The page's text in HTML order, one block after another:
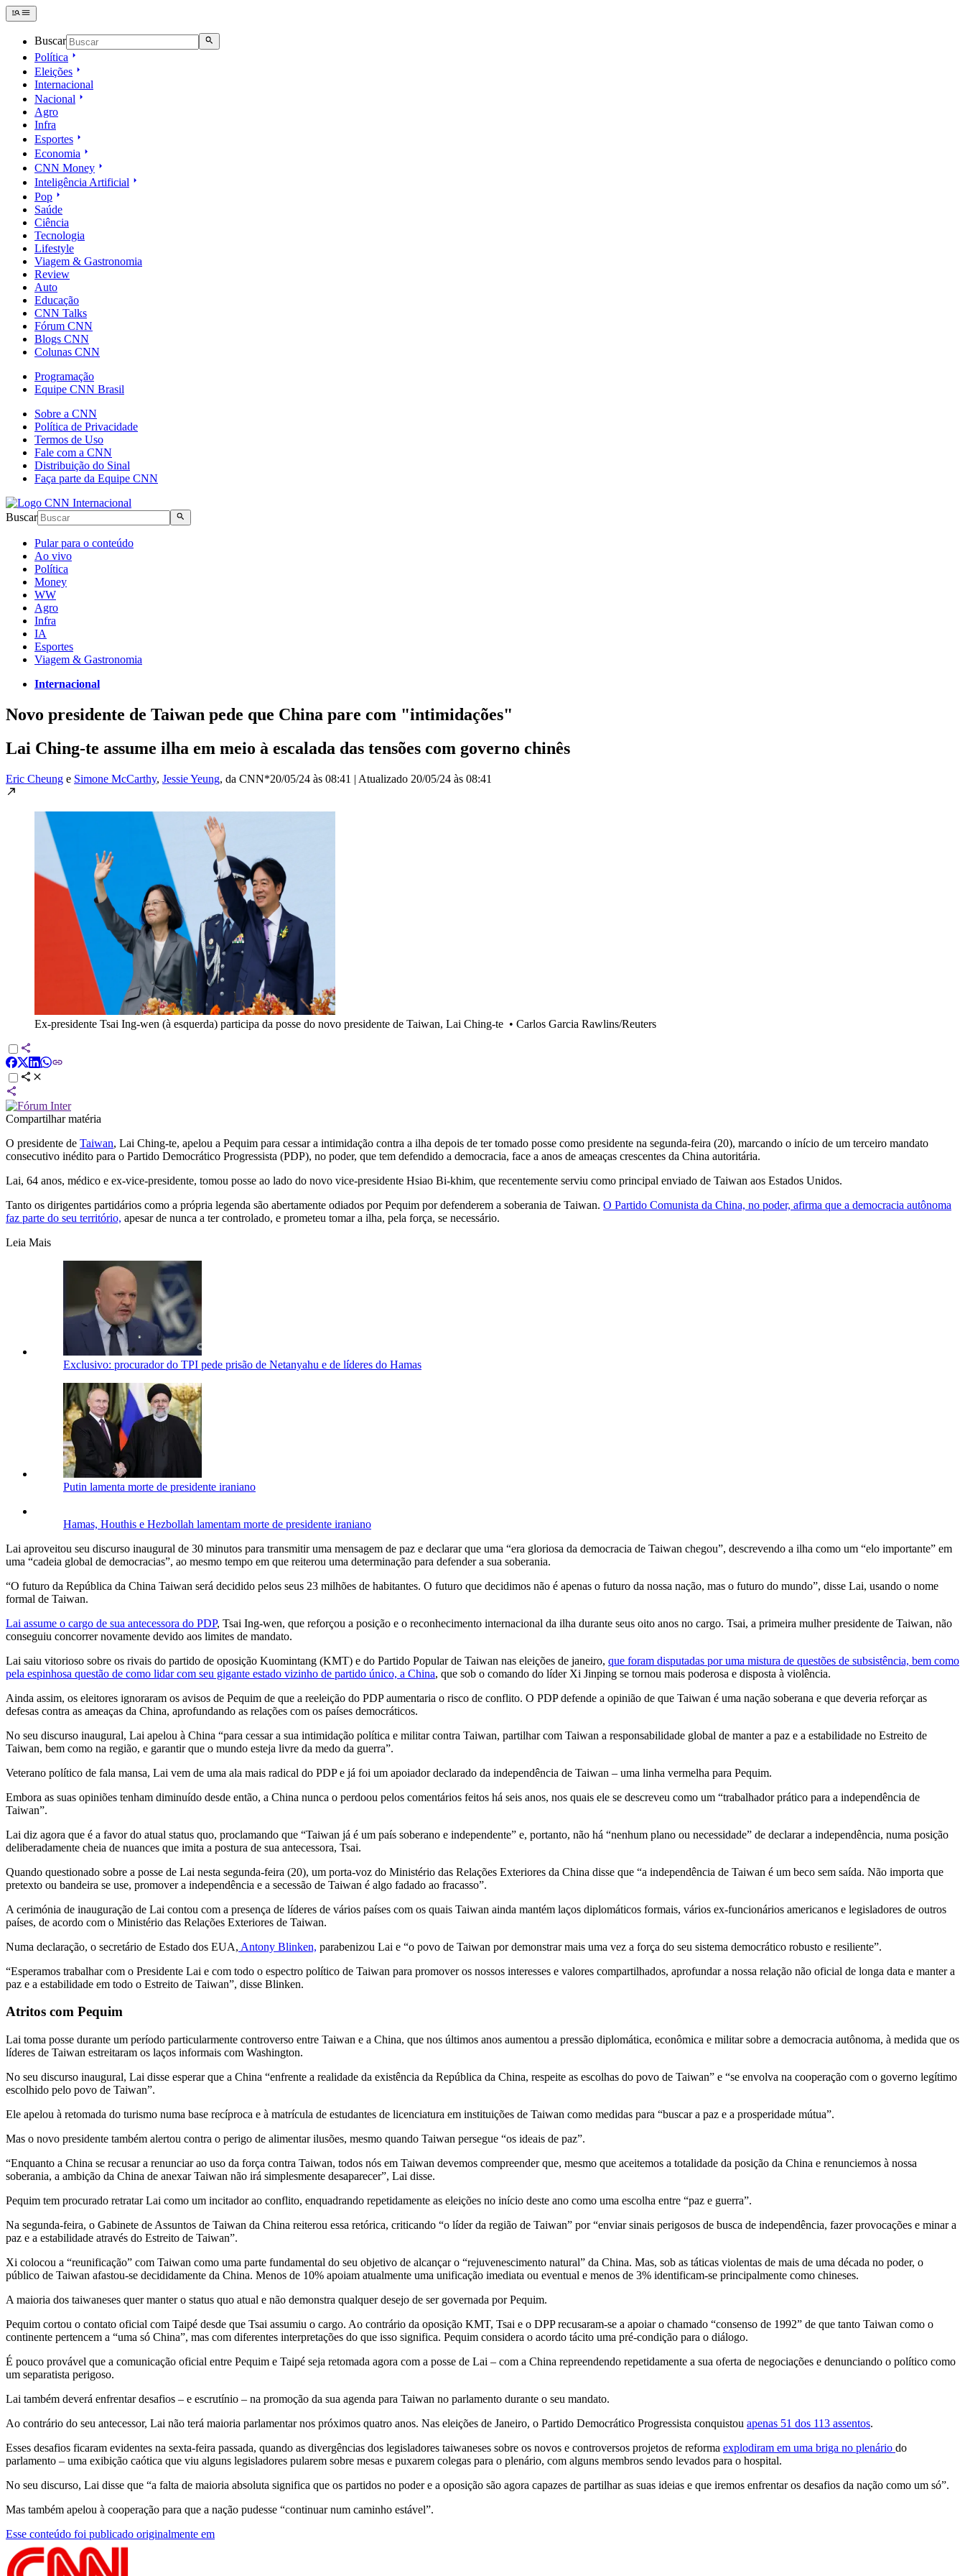
Buscar
Política
Eleições
Internacional
Nacional
Agro
Infra
Esportes
Economia
CNN Money
Inteligência Artificial
Pop
Saúde
Ciência
Tecnologia
Lifestyle
Viagem & Gastronomia
Review
Auto
Educação
CNN Talks
Fórum CNN
Blogs CNN
Colunas CNN
Programação
Equipe CNN Brasil
Sobre a CNN
Política de Privacidade
Termos de Uso
Fale com a CNN
Distribuição do Sinal
Faça parte da Equipe CNN
Buscar
Pular para o conteúdo
Ao vivo
Política
Money
WW
Agro
Infra
IA
Esportes
Viagem & Gastronomia
Internacional
Novo presidente de Taiwan pede que China pare com "intimidações"
Lai Ching-te assume ilha em meio à escalada das tensões com governo chinês
Eric Cheung e Simone McCarthy, Jessie Yeung, da CNN*20/05/24 às 08:41 | Atualizado 20/05/24 às 08:41
Ex-presidente Tsai Ing-wen (à esquerda) participa da posse do novo presidente de Taiwan, Lai Ching-te • Carlos Garcia Rawlins/Reuters
Compartilhar matéria
O presidente de Taiwan, Lai Ching-te, apelou a Pequim para cessar a intimidação contra a ilha depois de ter tomado posse como presidente na segunda-feira (20), marcando o início de um terceiro mandato
consecutivo inédito para o Partido Democrático Progressista (PDP), no poder, que tem defendido a democracia, face a anos de ameaças crescentes da China autoritária.
Lai, 64 anos, médico e ex-vice-presidente, tomou posse ao lado do novo vice-presidente Hsiao Bi-khim, que recentemente serviu como principal enviado de Taiwan aos Estados Unidos.
Tanto os dirigentes partidários como a própria legenda são abertamente odiados por Pequim por defenderem a soberania de Taiwan. O Partido Comunista da China, no poder, afirma que a democracia autônoma
faz parte do seu território, apesar de nunca a ter controlado, e prometeu tomar a ilha, pela força, se necessário.
Leia Mais
Exclusivo: procurador do TPI pede prisão de Netanyahu e de líderes do Hamas
Putin lamenta morte de presidente iraniano
Hamas, Houthis e Hezbollah lamentam morte de presidente iraniano
Lai aproveitou seu discurso inaugural de 30 minutos para transmitir uma mensagem de paz e declarar que uma “era gloriosa da democracia de Taiwan chegou”, descrevendo a ilha como um “elo importante” em
uma “cadeia global de democracias”, ao mesmo tempo em que reiterou uma determinação para defender a sua soberania.
“O futuro da República da China Taiwan será decidido pelos seus 23 milhões de habitantes. O futuro que decidimos não é apenas o futuro da nossa nação, mas o futuro do mundo”, disse Lai, usando o nome
formal de Taiwan.
Lai assume o cargo de sua antecessora do PDP, Tsai Ing-wen, que reforçou a posição e o reconhecimento internacional da ilha durante seus oito anos no cargo. Tsai, a primeira mulher presidente de Taiwan, não
conseguiu concorrer novamente devido aos limites de mandato.
Lai saiu vitorioso sobre os rivais do partido de oposição Kuomintang (KMT) e do Partido Popular de Taiwan nas eleições de janeiro, que foram disputadas por uma mistura de questões de subsistência, bem como
pela espinhosa questão de como lidar com seu gigante estado vizinho de partido único, a China, que sob o comando do líder Xi Jinping se tornou mais poderosa e disposta à violência.
Ainda assim, os eleitores ignoraram os avisos de Pequim de que a reeleição do PDP aumentaria o risco de conflito. O PDP defende a opinião de que Taiwan é uma nação soberana e que deveria reforçar as
defesas contra as ameaças da China, aprofundando as relações com os países democráticos.
No seu discurso inaugural, Lai apelou à China “para cessar a sua intimidação política e militar contra Taiwan, partilhar com Taiwan a responsabilidade global de manter a paz e a estabilidade no Estreito de
Taiwan, bem como na região, e garantir que o mundo esteja livre da medo da guerra”.
Veterano político de fala mansa, Lai vem de uma ala mais radical do PDP e já foi um apoiador declarado da independência de Taiwan – uma linha vermelha para Pequim.
Embora as suas opiniões tenham diminuído desde então, a China nunca o perdoou pelos comentários feitos há seis anos, nos quais ele se descreveu como um “trabalhador prático para a independência de
Taiwan”.
Lai diz agora que é a favor do atual status quo, proclamando que “Taiwan já é um país soberano e independente” e, portanto, não há “nenhum plano ou necessidade” de declarar a independência, numa posição
deliberadamente cheia de nuances que imita a postura de sua antecessora, Tsai.
Quando questionado sobre a posse de Lai nesta segunda-feira (20), um porta-voz do Ministério das Relações Exteriores da China disse que “a independência de Taiwan é um beco sem saída. Não importa que
pretexto ou bandeira se use, promover a independência e a secessão de Taiwan é algo fadado ao fracasso”.
A cerimónia de inauguração de Lai contou com a presença de líderes de vários países com os quais Taiwan ainda mantém laços diplomáticos formais, vários ex-funcionários americanos e legisladores de outros
países, de acordo com o Ministério das Relações Exteriores de Taiwan.
Numa declaração, o secretário de Estado dos EUA, Antony Blinken, parabenizou Lai e “o povo de Taiwan por demonstrar mais uma vez a força do seu sistema democrático robusto e resiliente”.
“Esperamos trabalhar com o Presidente Lai e com todo o espectro político de Taiwan para promover os nossos interesses e valores compartilhados, aprofundar a nossa relação não oficial de longa data e manter a
paz e a estabilidade em todo o Estreito de Taiwan”, disse Blinken.
Atritos com Pequim
Lai toma posse durante um período particularmente controverso entre Taiwan e a China, que nos últimos anos aumentou a pressão diplomática, econômica e militar sobre a democracia autônoma, à medida que os
líderes de Taiwan estreitaram os laços informais com Washington.
No seu discurso inaugural, Lai disse esperar que a China “enfrente a realidade da existência da República da China, respeite as escolhas do povo de Taiwan” e “se envolva na cooperação com o governo legítimo
escolhido pelo povo de Taiwan”.
Ele apelou à retomada do turismo numa base recíproca e à matrícula de estudantes de licenciatura em instituições de Taiwan como medidas para “buscar a paz e a prosperidade mútua”.
Mas o novo presidente também alertou contra o perigo de alimentar ilusões, mesmo quando Taiwan persegue “os ideais de paz”.
“Enquanto a China se recusar a renunciar ao uso da força contra Taiwan, todos nós em Taiwan devemos compreender que, mesmo que aceitemos a totalidade da posição da China e renunciemos à nossa
soberania, a ambição da China de anexar Taiwan não irá simplesmente desaparecer”, Lai disse.
Pequim tem procurado retratar Lai como um incitador ao conflito, enquadrando repetidamente as eleições no início deste ano como uma escolha entre “paz e guerra”.
Na segunda-feira, o Gabinete de Assuntos de Taiwan da China reiterou essa retórica, criticando “o líder da região de Taiwan” por “enviar sinais perigosos de busca de independência, fazer provocações e minar a
paz e a estabilidade através do Estreito de Taiwan”.
Xi colocou a “reunificação” com Taiwan como uma parte fundamental do seu objetivo de alcançar o “rejuvenescimento natural” da China. Mas, sob as táticas violentas de mais de uma década no poder, o
público de Taiwan afastou-se decididamente da China. Menos de 10% apoiam atualmente uma unificação imediata ou eventual e menos de 3% identificam-se principalmente como chineses.
A maioria dos taiwaneses quer manter o status quo atual e não demonstra qualquer desejo de ser governada por Pequim.
Pequim cortou o contato oficial com Taipé desde que Tsai assumiu o cargo. Ao contrário da oposição KMT, Tsai e o DPP recusaram-se a apoiar o chamado “consenso de 1992” de que tanto Taiwan como o
continente pertencem a “uma só China”, mas com diferentes interpretações do que isso significa. Pequim considera o acordo tácito uma pré-condição para o diálogo.
É pouco provável que a comunicação oficial entre Pequim e Taipé seja retomada agora com a posse de Lai – com a China repreendendo repetidamente a sua oferta de negociações e denunciando o político como
um separatista perigoso.
Lai também deverá enfrentar desafios – e escrutínio – na promoção da sua agenda para Taiwan no parlamento durante o seu mandato.
Ao contrário do seu antecessor, Lai não terá maioria parlamentar nos próximos quatro anos. Nas eleições de Janeiro, o Partido Democrático Progressista conquistou apenas 51 dos 113 assentos.
Esses desafios ficaram evidentes na sexta-feira passada, quando as divergências dos legisladores taiwaneses sobre os novos e controversos projetos de reforma explodiram em uma briga no plenário do
parlamento – uma exibição caótica que viu alguns legisladores pularem sobre mesas e puxarem colegas para o plenário, com alguns membros sendo levados para o hospital.
No seu discurso, Lai disse que “a falta de maioria absoluta significa que os partidos no poder e a oposição são agora capazes de partilhar as suas ideias e que iremos enfrentar os desafios da nação como um só”.
Mas também apelou à cooperação para que a nação pudesse “continuar num caminho estável”.
Esse conteúdo foi publicado originalmente em